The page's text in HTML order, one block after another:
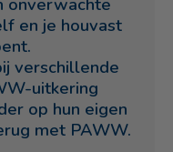
en je houvast
verschillende
uitkering
op hun eigen
met PAWW.